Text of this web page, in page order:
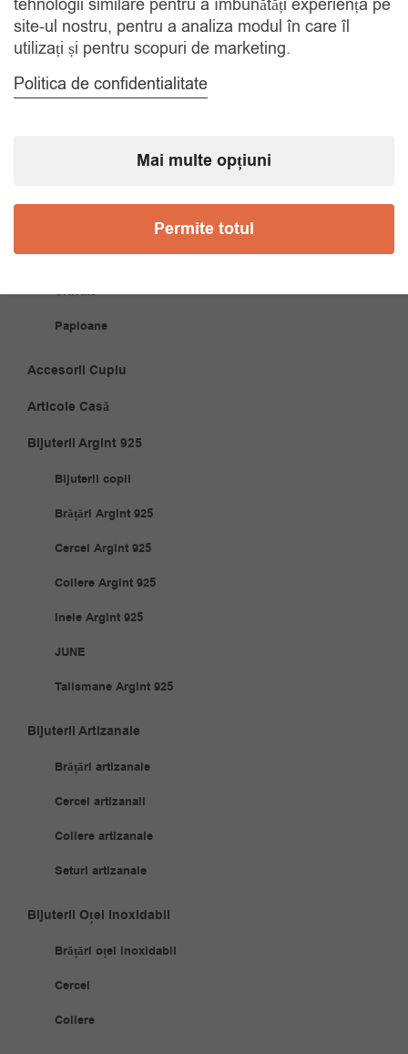
COMANDA TELEFONIC
Tel. 0770420114
Coliere
Cravate
Papioane
Accesorii Cuplu
Articole Casă
Bijuterii Argint 925
Bijuterii copii
Brățări Argint 925
Cercei Argint 925
Coliere Argint 925
Inele Argint 925
JUNE
Talismane Argint 925
Bijuterii Artizanale
Brățări artizanale
Cercei artizanali
Coliere artizanale
Seturi artizanale
Bijuterii Oțel Inoxidabil
Brățări oțel inoxidabil
Cercei
Coliere
site-ul nostru, pentru a analiza modul în care îl
utilizați și pentru scopuri de marketing.
Politica de confidentialitate
Mai multe opțiuni
Permite totul